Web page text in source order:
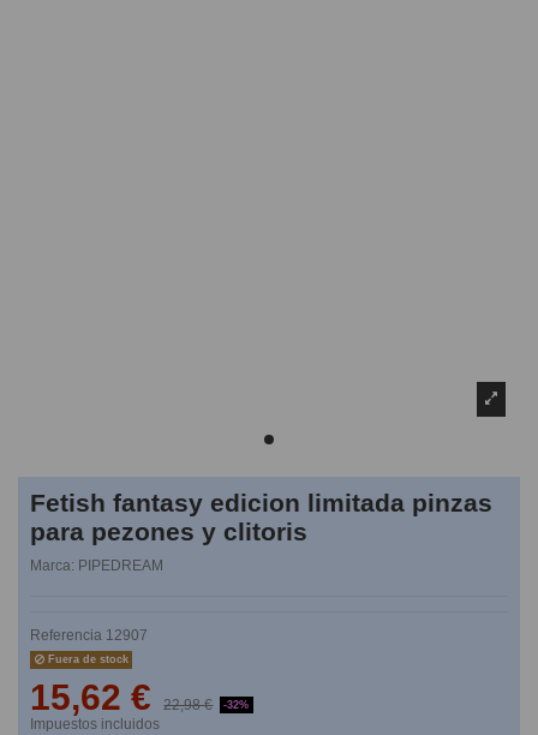
Fetish fantasy edicion limitada pinzas
para pezones y clitoris
Marca: PIPEDREAM
Referencia 12907
Fuera de stock
15,62 € 22,98 € -32%
Impuestos incluidos